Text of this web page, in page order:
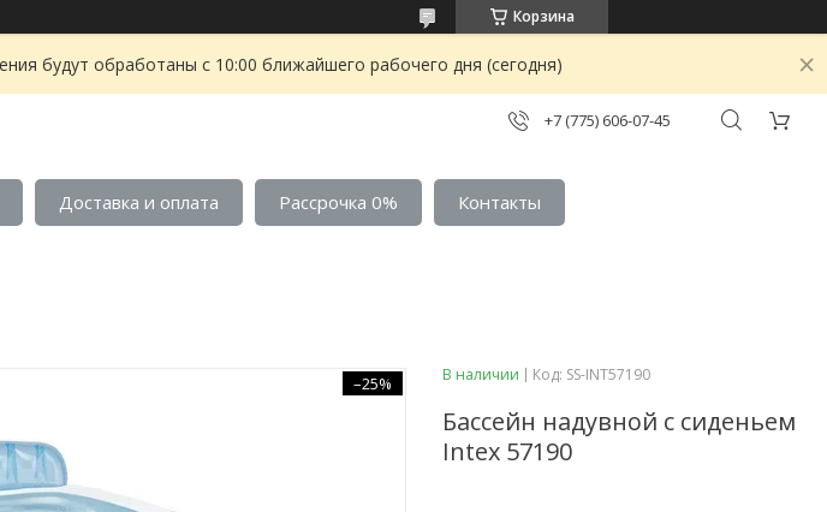
Корзина
будут обработаны с 10:00 ближайшего рабочего дня (сегодня)
+7 (775) 606-07-45
Доставка и оплата Рассрочка 0%
Контакты
–25% В наличии Код: SS-INT57190
Бассейн надувной с сиденьем
Intex 57190